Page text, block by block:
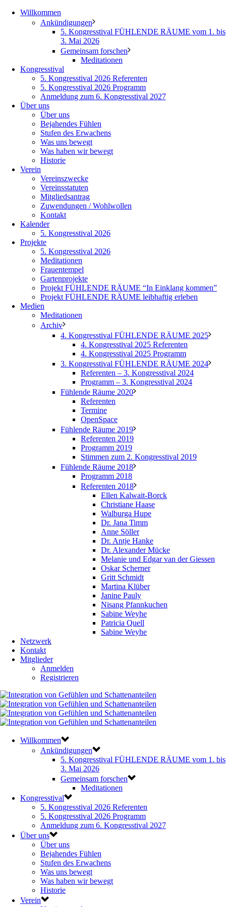
Willkommen
Ankündigungen
5. Kongresstival FÜHLENDE RÄUME vom 1. bis
3. Mai 2026
Gemeinsam forschen
Meditationen
Kongresstival
5. Kongresstival 2026 Referenten
5. Kongresstival 2026 Programm
Anmeldung zum 6. Kongresstival 2027
Über uns
Über uns
Bejahendes Fühlen
Stufen des Erwachens
Was uns bewegt
Was haben wir bewegt
Historie
Verein
Vereinszwecke
Vereinsstatuten
Mitgliedsantrag
Zuwendungen / Wohlwollen
Kontakt
Kalender
5. Kongresstival 2026
Projekte
5. Kongresstival 2026
Meditationen
Frauentempel
Gartenprojekte
Projekt FÜHLENDE RÄUME “In Einklang kommen”
Projekt FÜHLENDE RÄUME leibhaftig erleben
Medien
Meditationen
Archiv
4. Kongresstival FÜHLENDE RÄUME 2025
4. Kongresstival 2025 Referenten
4. Kongresstival 2025 Programm
3. Kongresstival FÜHLENDE RÄUME 2024
Referenten – 3. Kongresstival 2024
Programm – 3. Kongresstival 2024
Fühlende Räume 2020
Referenten
Termine
OpenSpace
Fühlende Räume 2019
Referenten 2019
Programm 2019
Stimmen zum 2. Kongresstival 2019
Fühlende Räume 2018
Programm 2018
Referenten 2018
Ellen Kalwait-Borck
Christiane Haase
Walburga Hupe
Dr. Jana Timm
Anne Söller
Dr. Antje Hanke
Dr. Alexander Mücke
Melanie und Edgar van der Giessen
Oskar Scherner
Gritt Schmidt
Martina Klüber
Janine Pauly
Nisang Pfannkuchen
Sabine Weyhe
Patricia Quell
Sabine Weyhe
Netzwerk
Kontakt
Mitglieder
Anmelden
Registrieren
Willkommen
Ankündigungen
5. Kongresstival FÜHLENDE RÄUME vom 1. bis
3. Mai 2026
Gemeinsam forschen
Meditationen
Kongresstival
5. Kongresstival 2026 Referenten
5. Kongresstival 2026 Programm
Anmeldung zum 6. Kongresstival 2027
Über uns
Über uns
Bejahendes Fühlen
Stufen des Erwachens
Was uns bewegt
Was haben wir bewegt
Historie
Verein